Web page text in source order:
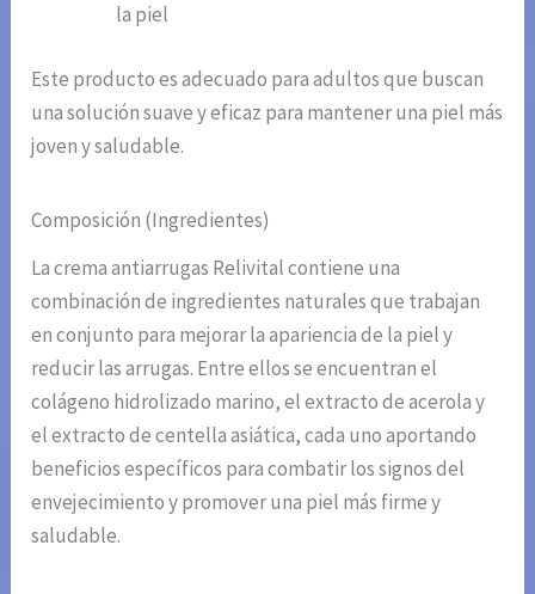
la piel
Este producto es adecuado para adultos que buscan
una solución suave y eficaz para mantener una piel más
joven y saludable.
Composición (Ingredientes)
La crema antiarrugas Relivital contiene una
combinación de ingredientes naturales que trabajan
en conjunto para mejorar la apariencia de la piel y
reducir las arrugas. Entre ellos se encuentran el
colágeno hidrolizado marino, el extracto de acerola y
el extracto de centella asiática, cada uno aportando
beneficios específicos para combatir los signos del
envejecimiento y promover una piel más firme y
saludable.